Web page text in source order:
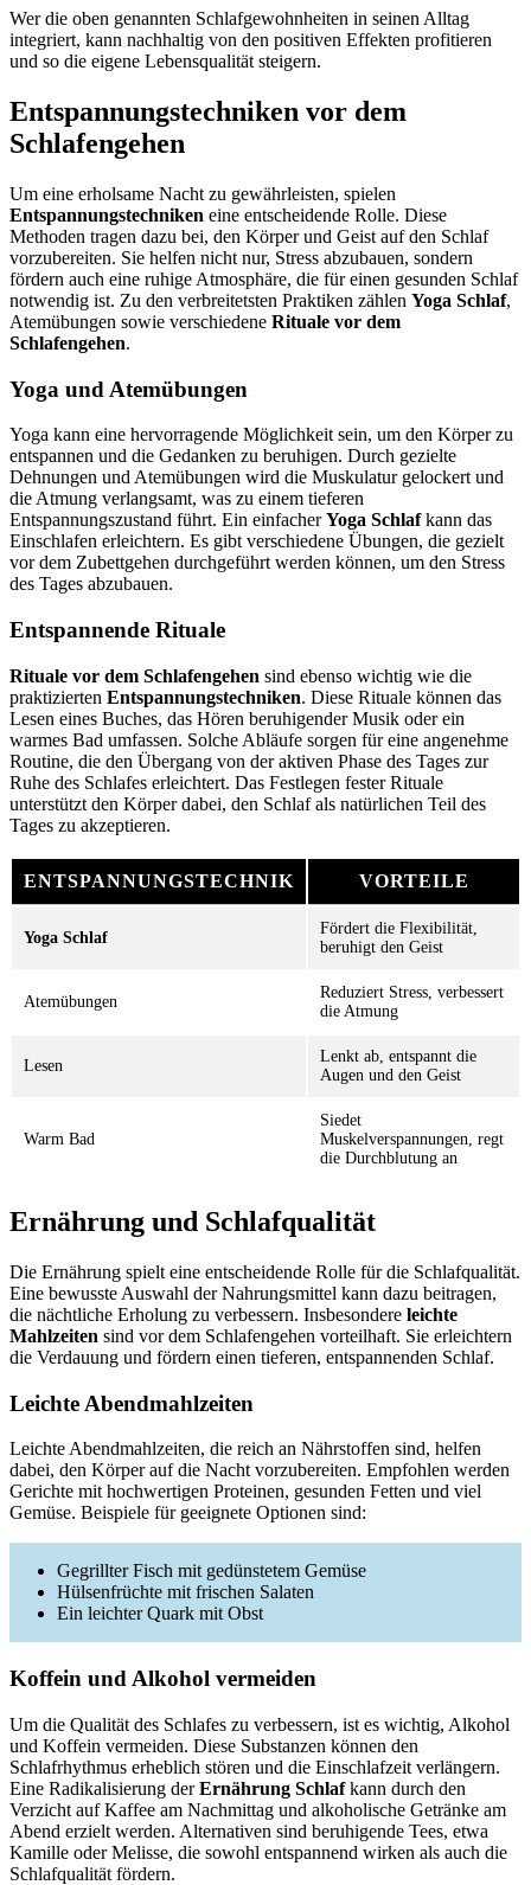
Wer die oben genannten Schlafgewohnheiten in seinen Alltag
integriert, kann nachhaltig von den positiven Effekten profitieren
und so die eigene Lebensqualität steigern.
Entspannungstechniken vor dem
Schlafengehen
Um eine erholsame Nacht zu gewährleisten, spielen
Entspannungstechniken eine entscheidende Rolle. Diese
Methoden tragen dazu bei, den Körper und Geist auf den Schlaf
vorzubereiten. Sie helfen nicht nur, Stress abzubauen, sondern
fördern auch eine ruhige Atmosphäre, die für einen gesunden Schlaf
notwendig ist. Zu den verbreitetsten Praktiken zählen Yoga Schlaf,
Atemübungen sowie verschiedene Rituale vor dem
Schlafengehen.
Yoga und Atemübungen
Yoga kann eine hervorragende Möglichkeit sein, um den Körper zu
entspannen und die Gedanken zu beruhigen. Durch gezielte
Dehnungen und Atemübungen wird die Muskulatur gelockert und
die Atmung verlangsamt, was zu einem tieferen
Entspannungszustand führt. Ein einfacherYoga Schlafkann das
Einschlafen erleichtern. Es gibt verschiedene Übungen, die gezielt
vor dem Zubettgehen durchgeführt werden können, um den Stress
des Tages abzubauen.
Entspannende Rituale
Rituale vor dem Schlafengehen sind ebenso wichtig wie die
praktizierten Entspannungstechniken. Diese Rituale können das
Lesen eines Buches, das Hören beruhigender Musik oder ein
warmes Bad umfassen. Solche Abläufe sorgen für eine angenehme
Routine, die den Übergang von der aktiven Phase des Tages zur
Ruhe des Schlafes erleichtert. Das Festlegen fester Rituale
unterstützt den Körper dabei, den Schlaf als natürlichen Teil des
Tages zu akzeptieren.
ENTSPANNUNGSTECHNIK VORTEILE
Yoga Schlaf
Fördert die Flexibilität,
beruhigt den Geist
Atemübungen
Reduziert Stress, verbessert
die Atmung
Lesen
Lenkt ab, entspannt die
Augen und den Geist
Warm Bad
Siedet
Muskelverspannungen, regt
die Durchblutung an
Ernährung und Schlafqualität
Die Ernährung spielt eine entscheidende Rolle für die Schlafqualität.
Eine bewusste Auswahl der Nahrungsmittel kann dazu beitragen,
die nächtliche Erholung zu verbessern. Insbesondere leichte
Mahlzeiten sind vor dem Schlafengehen vorteilhaft. Sie erleichtern
die Verdauung und fördern einen tieferen, entspannenden Schlaf.
Leichte Abendmahlzeiten
Leichte Abendmahlzeiten, die reich an Nährstoffen sind, helfen
dabei, den Körper auf die Nacht vorzubereiten. Empfohlen werden
Gerichte mit hochwertigen Proteinen, gesunden Fetten und viel
Gemüse. Beispiele für geeignete Optionen sind:
Gegrillter Fisch mit gedünstetem Gemüse
Hülsenfrüchte mit frischen Salaten
Ein leichter Quark mit Obst
Koffein und Alkohol vermeiden
Um die Qualität des Schlafes zu verbessern, ist es wichtig, Alkohol
und Koffein vermeiden. Diese Substanzen können den
Schlafrhythmus erheblich stören und die Einschlafzeit verlängern.
Eine Radikalisierung derErnährung Schlafkann durch den
Verzicht auf Kaffee am Nachmittag und alkoholische Getränke am
Abend erzielt werden. Alternativen sind beruhigende Tees, etwa
Kamille oder Melisse, die sowohl entspannend wirken als auch die
Schlafqualität fördern.